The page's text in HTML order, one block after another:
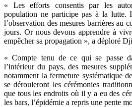
« Les efforts consentis par les
population ne participe pas à la lutte.
l’observation des mesures barrières au
jours. Or nous devons apprendre à
empêcher sa propagation », a déploré
« Compte tenu de ce qui se passe
l’intérieur du pays, des mesures
notamment la fermeture systématique
se dérouleront les cérémonies
que tous les endroits où il y a eu des
les bars, l’épidémie a repris une pente